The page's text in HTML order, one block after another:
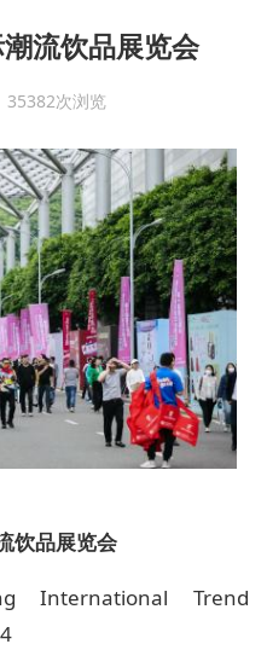
流饮品展览会
次浏览
饮品展览会
International Trend